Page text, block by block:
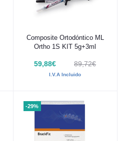
Añadir al carrito
Composite Ortodóntico ML
Ortho 1S KIT 5g+3ml
59,88€ 89,72€
I.V.A Incluido
-29%